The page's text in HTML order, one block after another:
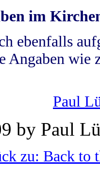
im
ebenfalls
Angaben wie
Paul
by Paul
zu: Back to